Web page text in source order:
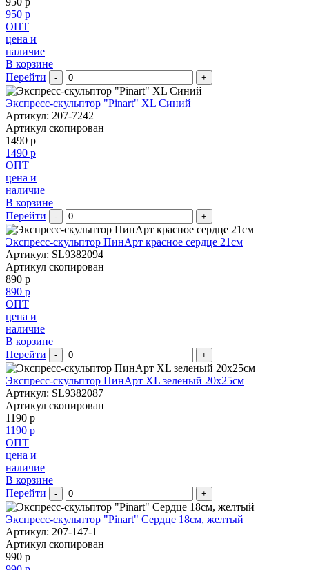
950 р
ОПТ
цена и
наличие
В корзине
Перейти
- +
Экспресс-скульптор "Pinart" XL Синий
Артикул: 207-7242
Артикул скопирован
1490 р
1490 р
ОПТ
цена и
наличие
В корзине
Перейти
- +
Экспресс-скульптор ПинАрт красное сердце 21см
Артикул: SL9382094
Артикул скопирован
890 р
890 р
ОПТ
цена и
наличие
В корзине
Перейти
- +
Экспресс-скульптор ПинАрт XL зеленый 20х25см
Артикул: SL9382087
Артикул скопирован
1190 р
1190 р
ОПТ
цена и
наличие
В корзине
Перейти
- +
Экспресс-скульптор "Pinart" Сердце 18см, желтый
Артикул: 207-147-1
Артикул скопирован
990 р